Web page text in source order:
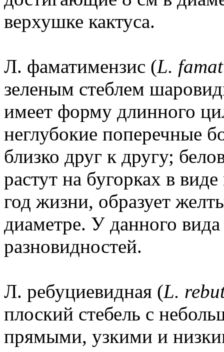
верхушке кактуса.
Л. фаматимензис (L.
зеленым стеблем
имеет форму длинного
неглубокие поперечные
близко друг к другу;
растут на бугорках в
год жизни, образует
диаметре. У данного
разновидностей.
Л. ребуциевидная (L.
плоский стебель с
прямыми, узкими и